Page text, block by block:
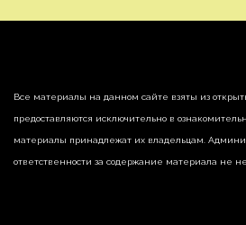
Все материалы на данном сайте взяты из
предоставляются исключительно в
материалы принадлежат их владельцам.
ответственности за содержание материала не